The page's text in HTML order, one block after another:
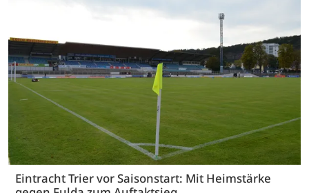
Eintracht Trier vor Saisonstart: Mit Heimstärke